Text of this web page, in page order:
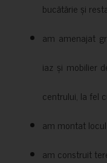
bucătărie și
am amenajat
iaz și mobilier
centrului, la fel
am montat
am construit